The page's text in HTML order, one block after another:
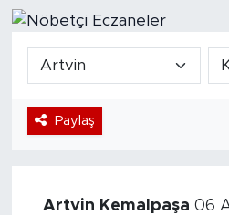
Paylaş
Artvin Kemalpaşa 06
Sağlık
Ekonomi
Tüm Manşetler
Son Dakika Haberleri